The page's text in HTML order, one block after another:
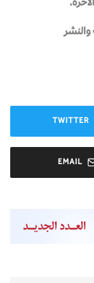
والنشر
TWITTER
EMAIL